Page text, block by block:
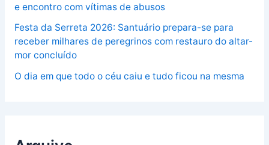
e encontro com vítimas de abusos
Festa da Serreta 2026: Santuário prepara-se para
receber milhares de peregrinos com restauro do altar-
mor concluído
O dia em que todo o céu caiu e tudo ficou na mesma